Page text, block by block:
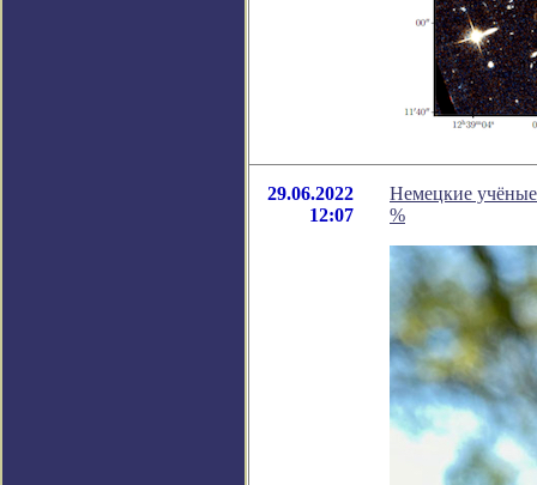
29.06.2022
12:07
Немецкие
%